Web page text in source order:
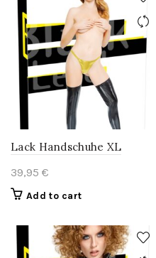
Lack Handschuhe XL
39,95 €
Add to cart